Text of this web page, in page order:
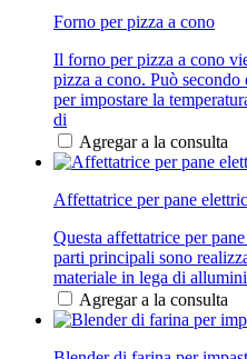
Forno per pizza a cono
Il forno per pizza a cono
pizza a cono. Può
per impostare la
di
Agregar a la consulta
Affettatrice per pane
Questa affettatrice per
parti principali sono
materiale in lega di
Agregar a la consulta